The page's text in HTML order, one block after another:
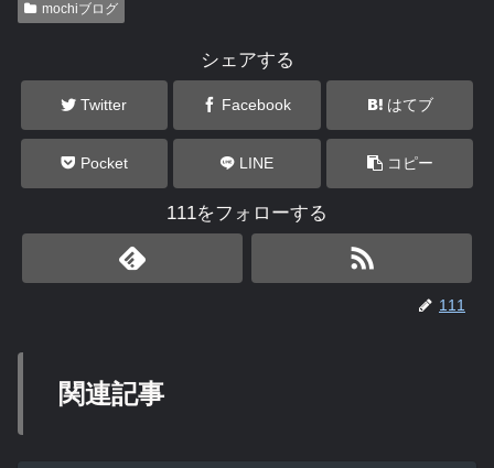
mochiブログ
シェアする
Twitter Facebook はてブ
Pocket LINE コピー
111をフォローする
111
関連記事